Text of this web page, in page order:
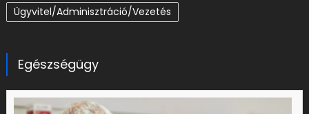
Ügyvitel/Adminisztráció/Vezetés
Egészségügy